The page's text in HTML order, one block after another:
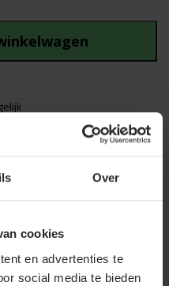
Over
cookies
en advertenties te
social media te bieden